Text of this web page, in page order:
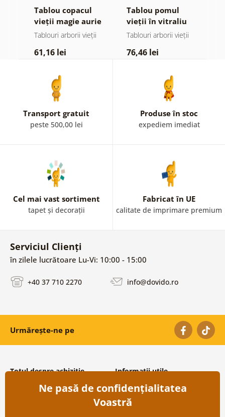
Tablou copacul
vieții magie aurie
Tablouri arborii vieții
61,16 lei
Tablou pomul
vieții în vitraliu
colorat
Tablouri arborii vieții
76,46 lei
Transport gratuit
peste 500,00 lei
Produse în stoc
expediem imediat
Cel mai vast sortiment
tapet și decorații
Fabricat în UE
calitate de imprimare premium
Serviciul Clienți
în zilele lucrătoare Lu-Vi: 10:00 - 15:00
+40 37 710 2270 info@dovido.ro
Urmărește-ne pe
Totul despre achiziție
Condiții și termeni generali
Protecția datelor personale
Transport și modalități de plată
Informații utile
Despre noi
Întrebări frecvente
Contacte
Ne pasă de confidențialitatea
Voastră